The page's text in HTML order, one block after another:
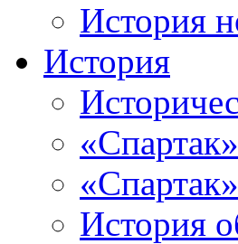
История
История
История